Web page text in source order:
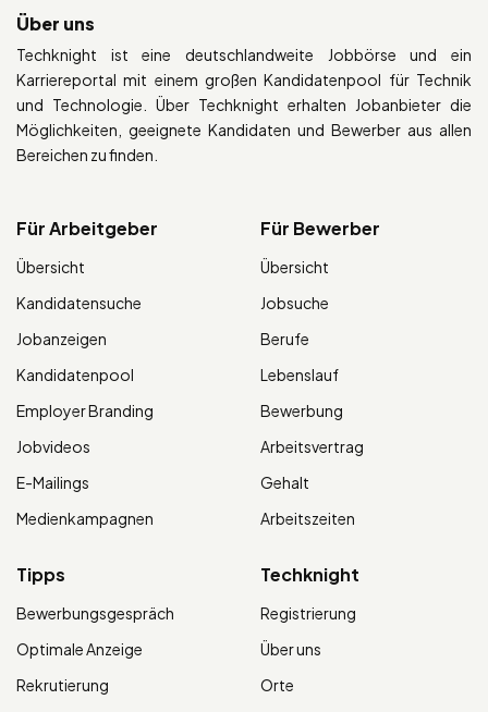
Über uns
Techknight ist eine deutschlandweite Jobbörse und ein
Karriereportal mit einem großen Kandidatenpool für Technik
und Technologie. Über Techknight erhalten Jobanbieter die
Möglichkeiten, geeignete Kandidaten und Bewerber aus allen
Bereichen zu finden.
Für Arbeitgeber
Übersicht
Kandidatensuche
Jobanzeigen
Kandidatenpool
Employer Branding
Jobvideos
E-Mailings
Medienkampagnen
Für Bewerber
Übersicht
Jobsuche
Berufe
Lebenslauf
Bewerbung
Arbeitsvertrag
Gehalt
Arbeitszeiten
Tipps
Bewerbungsgespräch
Optimale Anzeige
Rekrutierung
Techknight
Registrierung
Über uns
Orte